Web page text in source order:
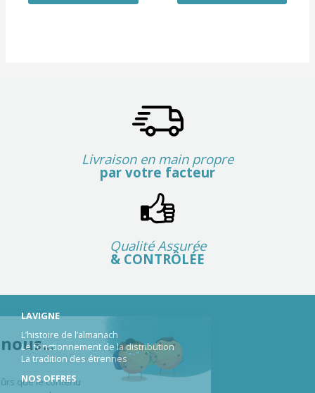
Livraison en main propre
par votre facteur
Qualité Assurée
& CONTRÔLÉE
LAVIGNE
L’histoire de l’almanach
Le fonctionnement de la distribution
La tradition des étrennes
NOS OFFRES
c'est nous...
!
attendu d'être sûrs que le contenu